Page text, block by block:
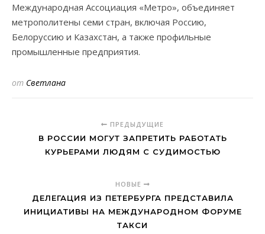
Международная Ассоциация «Метро», объединяет
метрополитены семи стран, включая Россию,
Белоруссию и Казахстан, а также профильные
промышленные предприятия.
от Светлана
ПРЕДЫДУЩИЕ
В РОССИИ МОГУТ ЗАПРЕТИТЬ РАБОТАТЬ
КУРЬЕРАМИ ЛЮДЯМ С СУДИМОСТЬЮ
НОВЫЕ
ДЕЛЕГАЦИЯ ИЗ ПЕТЕРБУРГА ПРЕДСТАВИЛА
ИНИЦИАТИВЫ НА МЕЖДУНАРОДНОМ ФОРУМЕ
ТАКСИ